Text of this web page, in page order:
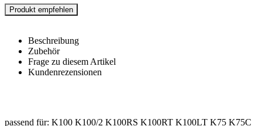
Beschreibung
Zubehör
Frage zu diesem Artikel
Kundenrezensionen
passend für: K100 K100/2 K100RS K100RT K100LT K75 K75C